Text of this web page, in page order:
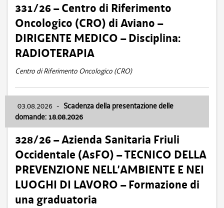
331/26 – Centro di Riferimento
Oncologico (CRO) di Aviano –
DIRIGENTE MEDICO – Disciplina:
RADIOTERAPIA
Centro di Riferimento Oncologico (CRO)
03.08.2026 - Scadenza della presentazione delle
domande: 18.08.2026
328/26 – Azienda Sanitaria Friuli
Occidentale (AsFO) – TECNICO DELLA
PREVENZIONE NELL’AMBIENTE E NEI
LUOGHI DI LAVORO – Formazione di
una graduatoria